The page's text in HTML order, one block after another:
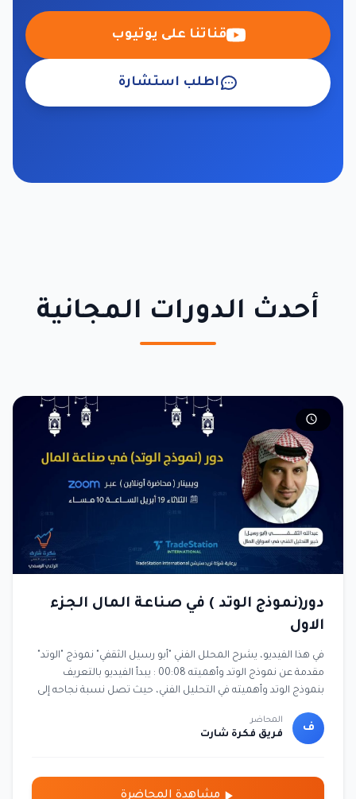
قناتنا على يوتيوب
اطلب استشارة
أحدث الدورات المجانية
دور(نموذج الوتد ) في صناعة المال الجزء
الاول
في هذا الفيديو، يشرح المحلل الفني "أبو رسيل الثقفي" نموذج "الوتد"
مقدمة عن نموذج الوتد وأهميته 00:08 : يبدأ الفيديو بالتعريف
بنموذج الوتد وأهميته في التحليل الفني، حيث تصل نسبة نجاحه إلى
04:21 : يتم تقسيم الوتد إلى نوعين رئيسيين من حيث التكوين: الوتد
الصاعد والوتد الهابط. ومع ذلك، يتم تفصيلها إلى أربعة أنواع حسب
الآخر. شرح الوتد الصاعد وسلوكه 06:35 : يشرح كيفية تكوّن الوتد
الصاعد، والذي يتميز بتقارب القمم والقيعان الصاعدة، مما يدل على
ف
المحاضر
فريق فكرة شارت
مشاهدة المحاضرة